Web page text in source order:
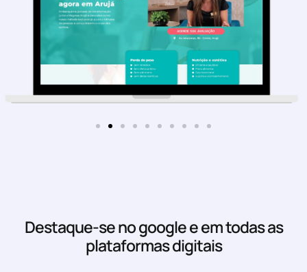
Destaque-se no google e em todas as
plataformas digitais